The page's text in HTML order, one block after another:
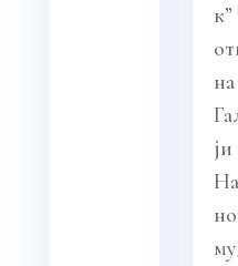
к”
на
ји